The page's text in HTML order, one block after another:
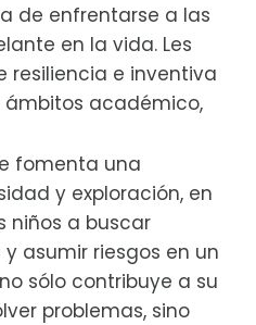
de enfrentarse a las
en la vida. Les
resiliencia e inventiva
ámbitos académico,
fomenta una
y exploración, en
niños a buscar
asumir riesgos en un
sólo contribuye a su
problemas, sino